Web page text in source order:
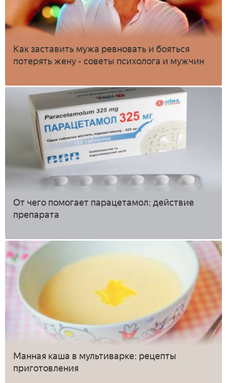
Как заставить мужа ревновать и бояться
потерять жену - советы психолога и мужчин
От чего помогает парацетамол: действие
препарата
Манная каша в мультиварке: рецепты
приготовления